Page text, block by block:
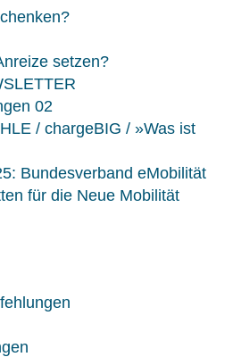
setzen?
02
/ chargeBIG / »Was ist
Bundesverband eMobilität
für die Neue Mobilität